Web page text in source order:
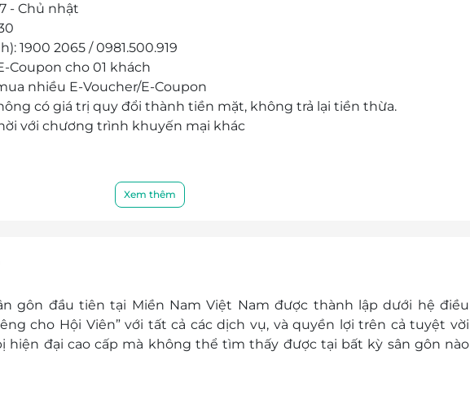
- Chủ nhật
1900 2065 / 0981.500.919
Coupon cho 01 khách
nhiều E-Voucher/E-Coupon
có giá trị quy đổi thành tiền mặt, không trả lại tiền thừa.
với chương trình khuyến mại khác
Xem thêm
gôn đầu tiên tại Miền Nam Việt Nam được thành lập dưới hệ điều
cho Hội Viên” với tất cả các dịch vụ, và quyền lợi trên cả tuyệt vời
hiện đại cao cấp mà không thể tìm thấy được tại bất kỳ sân gôn nào